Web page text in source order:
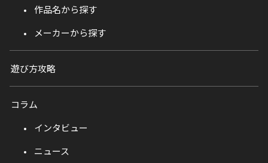
作品名から探す
メーカーから探す
遊び方攻略
コラム
インタビュー
ニュース